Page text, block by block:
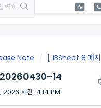
Note [ IBSheet 8 패
14
2026 시간: 4:14 PM